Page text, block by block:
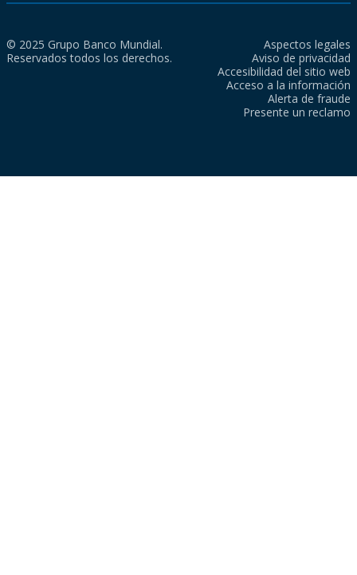
© 2025 Grupo Banco Mundial.
Reservados todos los derechos.
Aspectos legales
Aviso de privacidad
Accesibilidad del sitio web
Acceso a la información
Alerta de fraude
Presente un reclamo